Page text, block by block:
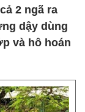
2 ngã ra
dậy dùng
và hô hoán